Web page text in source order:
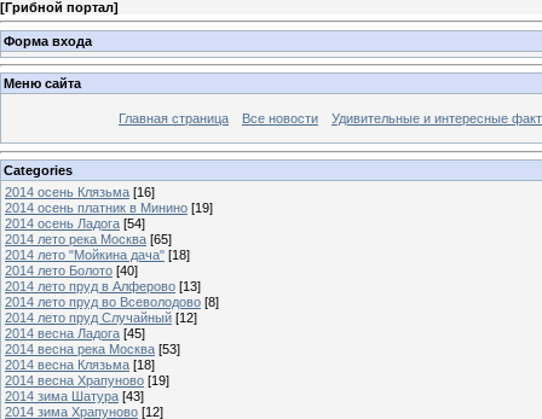
[Грибной портал]
Форма входа
Меню сайта
Главная страница Все новости Удивительные и интересные
Categories
2014 осень Клязьма [16]
2014 осень платник в Минино [19]
2014 осень Ладога [54]
2014 лето река Москва [65]
2014 лето "Мойкина дача" [18]
2014 лето Болото [40]
2014 лето пруд в Алферово [13]
2014 лето пруд во Всеволодово [8]
2014 лето пруд Случайный [12]
2014 весна Ладога [45]
2014 весна река Москва [53]
2014 весна Клязьма [18]
2014 весна Храпуново [19]
2014 зима Шатура [43]
2014 зима Храпуново [12]